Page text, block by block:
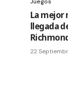
La mejor
llegada
22